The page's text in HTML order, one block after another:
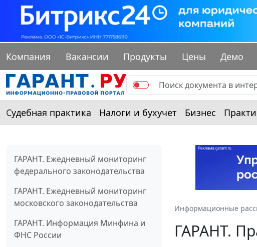
Компания Вакансии Продукты Цены Демо
Судебная практика Налоги и бухучет Бизнес
ГАРАНТ. Ежедневный мониторинг
федерального законодательства
ГАРАНТ. Ежедневный мониторинг
московского законодательства
ГАРАНТ. Информация Минфина и
ФНС России
Информационные
ГАРАНТ.